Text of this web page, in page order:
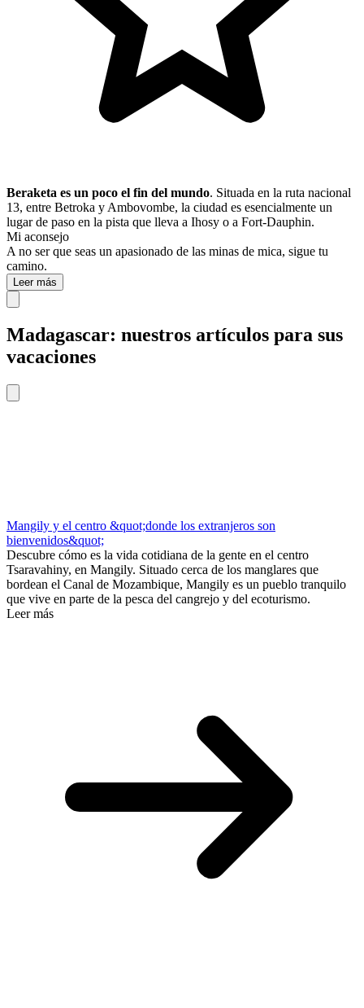
Beraketa es un poco el fin del mundo. Situada en la ruta nacional
13, entre Betroka y Ambovombe, la ciudad es esencialmente un
lugar de paso en la pista que lleva a Ihosy o a Fort-Dauphin.
Mi aconsejo
A no ser que seas un apasionado de las minas de mica, sigue tu
camino.
Leer más
Madagascar: nuestros artículos para sus
vacaciones
Mangily y el centro &quot;donde los extranjeros son
bienvenidos&quot;
Descubre cómo es la vida cotidiana de la gente en el centro
Tsaravahiny, en Mangily. Situado cerca de los manglares que
bordean el Canal de Mozambique, Mangily es un pueblo tranquilo
que vive en parte de la pesca del cangrejo y del ecoturismo.
Leer más